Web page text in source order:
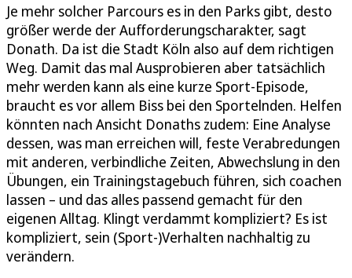
Je mehr solcher Parcours es in den Parks gibt, desto
größer werde der Aufforderungscharakter, sagt
Donath. Da ist die Stadt Köln also auf dem richtigen
Weg. Damit das mal Ausprobieren aber tatsächlich
mehr werden kann als eine kurze Sport-Episode,
braucht es vor allem Biss bei den Sportelnden. Helfen
könnten nach Ansicht Donaths zudem: Eine Analyse
dessen, was man erreichen will, feste Verabredungen
mit anderen, verbindliche Zeiten, Abwechslung in den
Übungen, ein Trainingstagebuch führen, sich coachen
lassen – und das alles passend gemacht für den
eigenen Alltag. Klingt verdammt kompliziert? Es ist
kompliziert, sein (Sport-)Verhalten nachhaltig zu
verändern.